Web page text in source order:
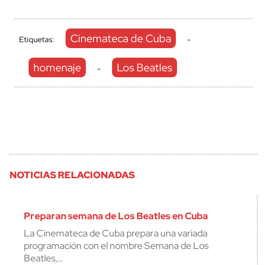
Etiquetas: Cinemateca de Cuba -
homenaje - Los Beatles
NOTICIAS RELACIONADAS
Preparan semana de Los Beatles en Cuba
La Cinemateca de Cuba prepara una variada
programación con el nombre Semana de Los
Beatles,…